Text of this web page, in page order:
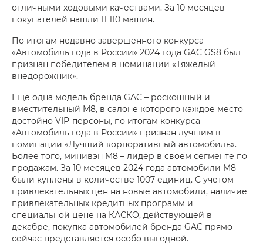
отличными ходовыми качествами. За 10 месяцев
покупателей нашли 11 110 машин.
По итогам недавно завершенного конкурса
«Автомобиль года в России» 2024 года GAC GS8 был
признан победителем в номинации «Тяжелый
внедорожник».
Еще одна модель бренда GAC – роскошный и
вместительный M8, в салоне которого каждое место
достойно VIP-персоны, по итогам конкурса
«Автомобиль года в России» признан лучшим в
номинации «Лучший корпоративный автомобиль».
Более того, минивэн M8 – лидер в своем сегменте по
продажам. За 10 месяцев 2024 года автомобили M8
были куплены в количестве 1007 единиц. С учетом
привлекательных цен на новые автомобили, наличие
привлекательных кредитных программ и
специальной цене на КАСКО, действующей в
декабре, покупка автомобилей бренда GAC прямо
сейчас представляется особо выгодной.